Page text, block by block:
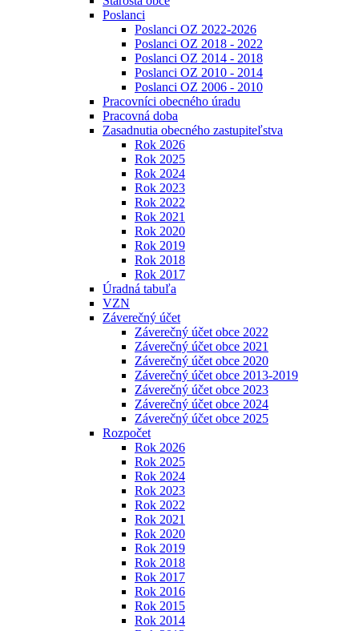
Poslanci
Poslanci OZ 2022-2026
Poslanci OZ 2018 - 2022
Poslanci OZ 2014 - 2018
Poslanci OZ 2010 - 2014
Poslanci OZ 2006 - 2010
Pracovníci obecného úradu
Pracovná doba
Zasadnutia obecného zastupiteľstva
Rok 2026
Rok 2025
Rok 2024
Rok 2023
Rok 2022
Rok 2021
Rok 2020
Rok 2019
Rok 2018
Rok 2017
Úradná tabuľa
VZN
Záverečný účet
Záverečný účet obce 2022
Záverečný účet obce 2021
Záverečný účet obce 2020
Záverečný účet obce 2013-2019
Záverečný účet obce 2023
Záverečný účet obce 2024
Záverečný účet obce 2025
Rozpočet
Rok 2026
Rok 2025
Rok 2024
Rok 2023
Rok 2022
Rok 2021
Rok 2020
Rok 2019
Rok 2018
Rok 2017
Rok 2016
Rok 2015
Rok 2014